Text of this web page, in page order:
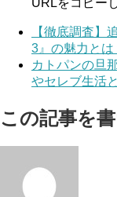
URLをコピー
【徹底調査】
3』の魅力とは
カトパンの旦
やセレブ生活
この記事を